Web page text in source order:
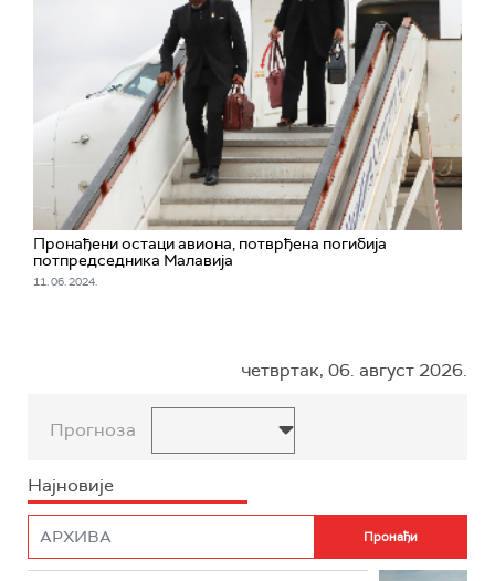
Пронађени остаци авиона, потврђена погибија
потпредседника Малавија
11. 06. 2024.
четвртак, 06. август 2026.
Прогноза
Најновије